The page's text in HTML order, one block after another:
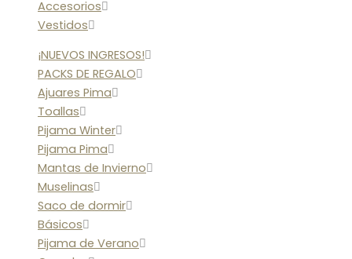
Accesorios
Vestidos
¡NUEVOS INGRESOS!
PACKS DE REGALO
Ajuares Pima
Toallas
Pijama Winter
Pijama Pima
Mantas de Invierno
Muselinas
Saco de dormir
Básicos
Pijama de Verano